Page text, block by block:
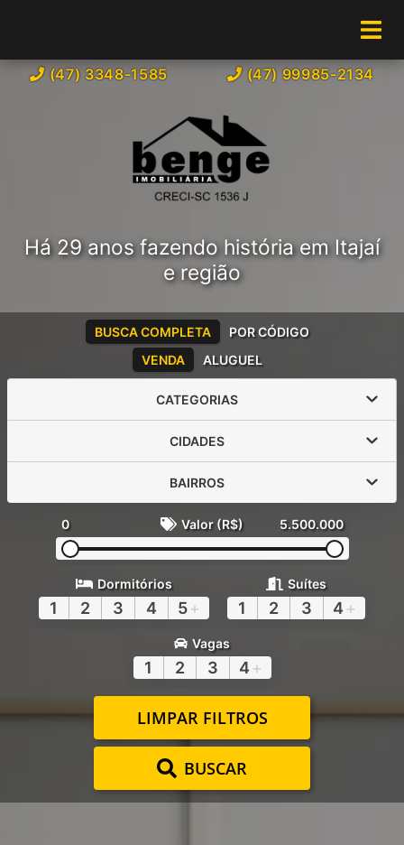
(47) 3348-1585 (47) 99985-2134
Há 29 anos fazendo história em Itajaí
e região
VENDA ALUGUEL
BUSCA COMPLETA POR CÓDIGO
CATEGORIAS
CIDADES
BAIRROS
0 Valor (R$) 5.500.000
Dormitórios
1 2 3 4 5+
Suítes
1 2 3 4 +
Vagas
1 2 3 4 +
LIMPAR FILTROS
BUSCAR